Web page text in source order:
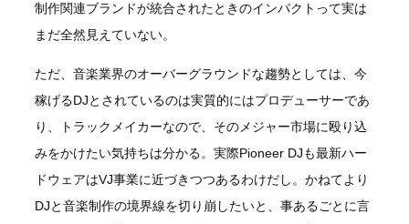
制作関連ブランドが統合されたときのインパクトって実は
まだ全然見えていない。
ただ、音楽業界のオーバーグラウンドな趨勢としては、今
稼げるDJとされているのは実質的にはプロデューサーであ
り、トラックメイカーなので、そのメジャー市場に殴り込
みをかけたい気持ちは分かる。実際Pioneer DJも最新ハー
ドウェアはVJ事業に近づきつつあるわけだし。かねてより
DJと音楽制作の境界線を切り崩したいと、事あるごとに言